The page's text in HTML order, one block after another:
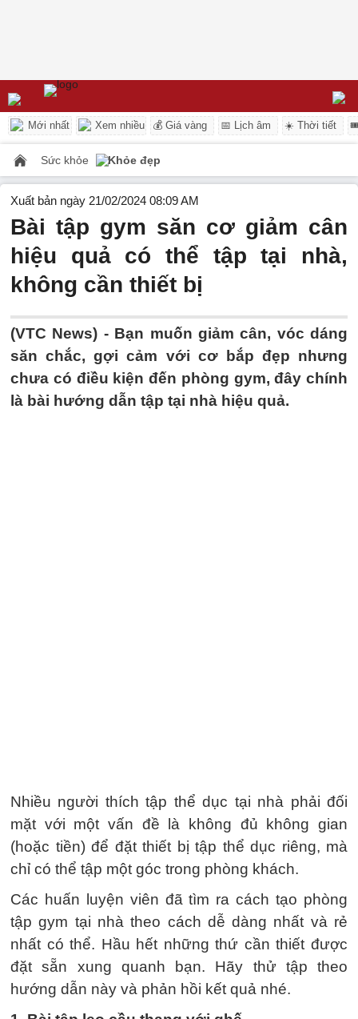
Mới nhất Xem nhiều 💰 Giá vàng 📅 Lịch âm ☀️ Thời tiết
Sức khỏe Khỏe đẹp
Xuất bản ngày 21/02/2024 08:09 AM
Bài tập gym săn cơ giảm cân
hiệu quả có thể tập tại nhà,
không cần thiết bị
(VTC News) - Bạn muốn giảm cân, vóc dáng
săn chắc, gợi cảm với cơ bắp đẹp nhưng
chưa có điều kiện đến phòng gym, đây chính
là bài hướng dẫn tập tại nhà hiệu quả.
Nhiều người thích tập thể dục tại nhà phải đối
mặt với một vấn đề là không đủ không gian
(hoặc tiền) để đặt thiết bị tập thể dục riêng, mà
chỉ có thể tập một góc trong phòng khách.
Các huấn luyện viên đã tìm ra cách tạo phòng
tập gym tại nhà theo cách dễ dàng nhất và rẻ
nhất có thể. Hầu hết những thứ cần thiết được
đặt sẵn xung quanh bạn. Hãy thử tập theo
hướng dẫn này và phản hồi kết quả nhé.